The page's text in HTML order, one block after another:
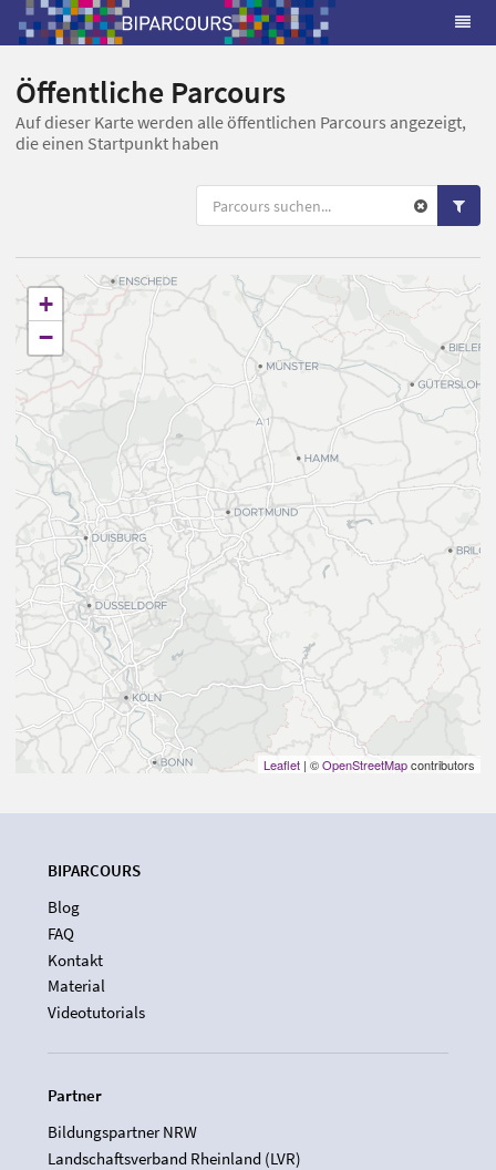
Öffentliche Parcours
Auf dieser Karte werden alle öffentlichen Parcours angezeigt,
die einen Startpunkt haben
+
−
Leaflet | ©OpenStreetMapcontributors
BIPARCOURS
Blog
FAQ
Kontakt
Material
Videotutorials
Partner
Bildungspartner NRW
Landschaftsverband Rheinland (LVR)